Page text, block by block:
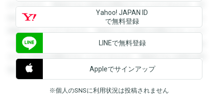
ができます。登録すると回答を閲覧することができます。登
録すると回答を閲覧することができます。登録すると回答を
閲覧することができます。登録すると回答を閲覧することが
できます。登録すると回答を閲覧することができます。登録
すると回答を閲覧することができます。登録すると回答を閲
覧することができます。
Yahoo! JAPAN ID
で無料登録
LINEで無料登録
Appleでサインアップ
※個人のSNSに利用状況は投稿されません